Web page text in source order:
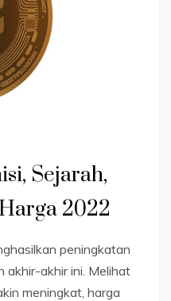
Sejarah,
2022
peningkatan
akhir-akhir ini. Melihat
meningkat, harga